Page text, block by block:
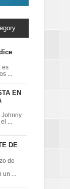
es
...
EN
Johnny
...
DE
de
...